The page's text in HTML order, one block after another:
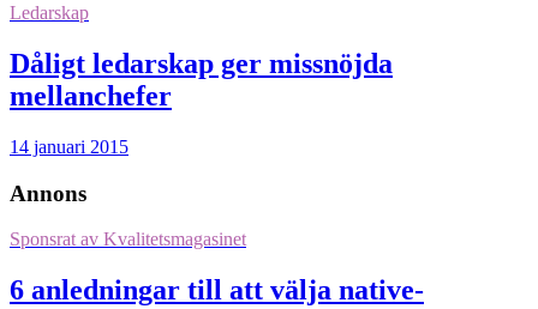
Ledarskap
Dåligt ledarskap ger missnöjda
mellanchefer
14 januari 2015
Annons
Sponsrat av Kvalitetsmagasinet
6 anledningar till att välja native-